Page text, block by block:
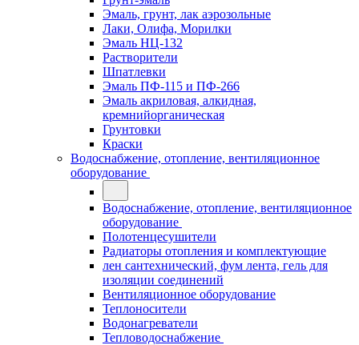
Эмаль, грунт, лак аэрозольные
Лаки, Олифа, Морилки
Эмаль НЦ-132
Растворители
Шпатлевки
Эмаль ПФ-115 и ПФ-266
Эмаль акриловая, алкидная,
кремнийорганическая
Грунтовки
Краски
Водоснабжение, отопление, вентиляционное
оборудование
Водоснабжение, отопление, вентиляционное
оборудование
Полотенцесушители
Радиаторы отопления и комплектующие
лен сантехнический, фум лента, гель для
изоляции соединений
Вентиляционное оборудование
Теплоносители
Водонагреватели
Тепловодоснабжение